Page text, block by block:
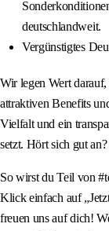
deutschlandweit.
Vergünstigtes
Wir legen Wert
attraktiven Benefits
Vielfalt und ein
setzt. Hört sich gut
So wirst du Teil von
Klick einfach auf
freuen uns auf dich!